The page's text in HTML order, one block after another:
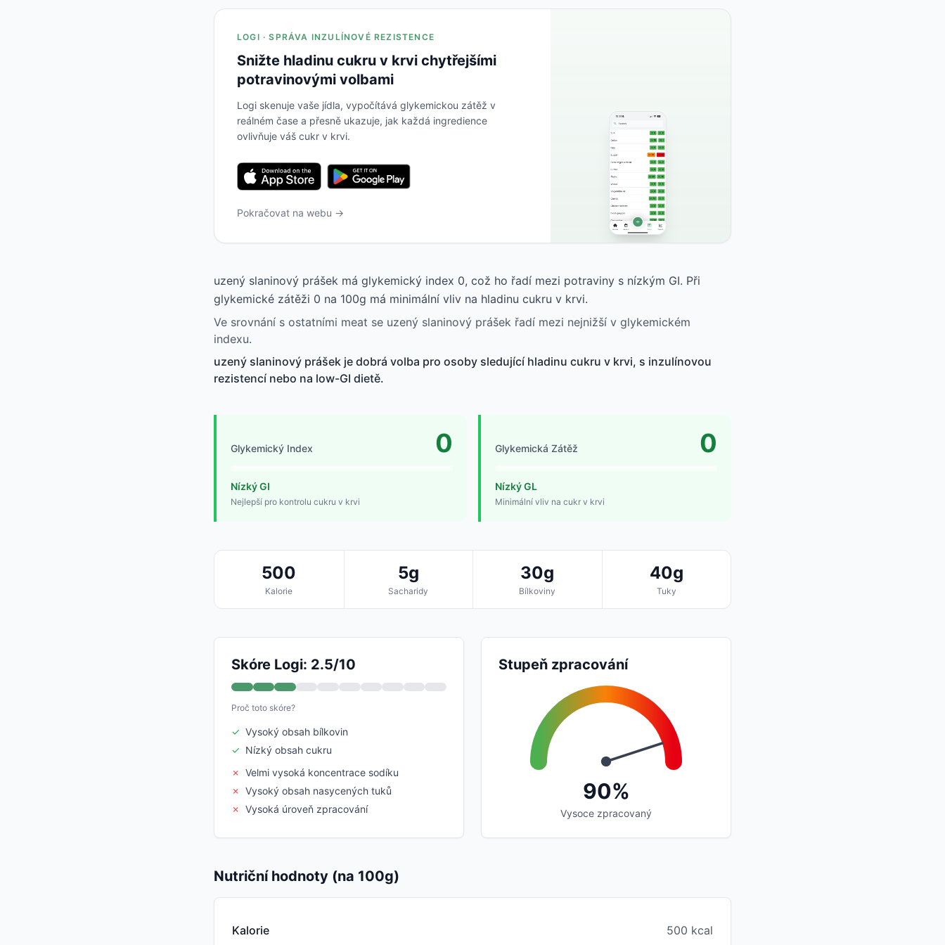
LOGI · SPRÁVA INZULÍNOVÉ REZISTENCE
Snižte hladinu cukru v krvi chytřejšími
potravinovými volbami
Logi skenuje vaše jídla, vypočítává glykemickou zátěž v
reálném čase a přesně ukazuje, jak každá ingredience
ovlivňuje váš cukr v krvi.
Pokračovat na webu →
uzený slaninový prášek má glykemický index 0, což ho řadí mezi potraviny s nízkým GI. Při
glykemické zátěži 0 na 100g má minimální vliv na hladinu cukru v krvi.
Ve srovnání s ostatními meat se uzený slaninový prášek řadí mezi nejnižší v glykemickém
indexu.
uzený slaninový prášek je dobrá volba pro osoby sledující hladinu cukru v krvi, s inzulínovou
rezistencí nebo na low-GI dietě.
Glykemický Index 0
Nízký GI
Nejlepší pro kontrolu cukru v krvi
Glykemická Zátěž 0
Nízký GL
Minimální vliv na cukr v krvi
500
Kalorie
5g
Sacharidy
30g
Bílkoviny
40g
Tuky
Skóre Logi: 2.5/10
Proč toto skóre?
✓ Vysoký obsah bílkovin
✓ Nízký obsah cukru
✗ Velmi vysoká koncentrace sodíku
✗ Vysoký obsah nasycených tuků
✗ Vysoká úroveň zpracování
Stupeň zpracování
90%
Vysoce zpracovaný
Nutriční hodnoty (na 100g)
Kalorie 500 kcal